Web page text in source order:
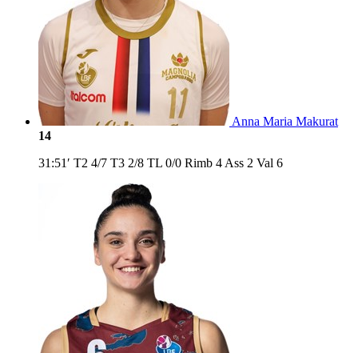
Anna Maria Makurat
14
31:51′ T2 4/7 T3 2/8 TL 0/0 Rimb 4 Ass 2 Val 6